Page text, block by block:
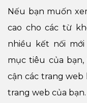
Nếu bạn muốn
cao cho các từ
nhiều kết nối
mục tiêu của
cận các trang
trang web của